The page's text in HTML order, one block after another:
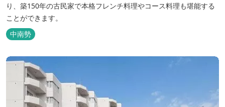
り、築150年の古民家で本格フレンチ料理やコース料理も堪能する
ことができます。
中南勢